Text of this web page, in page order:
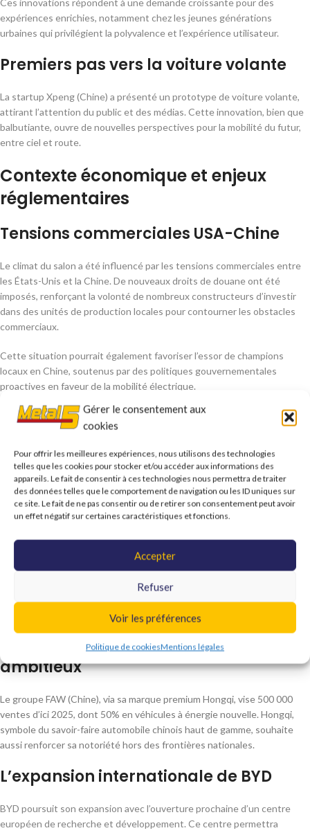
Gérer le consentement aux
cookies
Pour offrir les meilleures expériences, nous utilisons des technologies
telles que les cookies pour stocker et/ou accéder aux informations des
appareils. Le fait de consentir à ces technologies nous permettra de traiter
des données telles que le comportement de navigation ou les ID uniques sur
ce site. Le fait de ne pas consentir ou de retirer son consentement peut avoir
un effet négatif sur certaines caractéristiques et fonctions.
Accepter
Refuser
Voir les préférences
Politique de cookiesMentions légales
Ces innovations répondent à une demande croissante pour des
expériences enrichies, notamment chez les jeunes générations
urbaines qui privilégient la polyvalence et l’expérience utilisateur.
Premiers pas vers la voiture volante
La startup Xpeng (Chine) a présenté un prototype de voiture volante,
attirant l’attention du public et des médias. Cette innovation, bien que
balbutiante, ouvre de nouvelles perspectives pour la mobilité du futur,
entre ciel et route.
Contexte économique et enjeux
réglementaires
Tensions commerciales USA-Chine
Le climat du salon a été influencé par les tensions commerciales entre
les États-Unis et la Chine. De nouveaux droits de douane ont été
imposés, renforçant la volonté de nombreux constructeurs d’investir
dans des unités de production locales pour contourner les obstacles
commerciaux.
Cette situation pourrait également favoriser l’essor de champions
locaux en Chine, soutenus par des politiques gouvernementales
proactives en faveur de la mobilité électrique.
Sécurité avant autonomie
Suite à un accident mortel impliquant un véhicule Xiaomi SU7 (Chine),
les autorités chinoises ont renforcé la réglementation sur les systèmes
de conduite assistée. Désormais, les constructeurs doivent démontrer
des niveaux de sécurité élevés avant de commercialiser des véhicules
dotés de fonctions de conduite autonome avancée.
Les normes de cybersécurité et de protection des données sont aussi
devenues des sujets prioritaires pour l’industrie.
Ambitions et perspectives des
constructeurs
FAW et Hongqi : des objectifs
ambitieux
Le groupe FAW (Chine), via sa marque premium Hongqi, vise 500 000
ventes d’ici 2025, dont 50% en véhicules à énergie nouvelle. Hongqi,
symbole du savoir-faire automobile chinois haut de gamme, souhaite
aussi renforcer sa notoriété hors des frontières nationales.
L’expansion internationale de BYD
BYD poursuit son expansion avec l’ouverture prochaine d’un centre
européen de recherche et développement. Ce centre permettra